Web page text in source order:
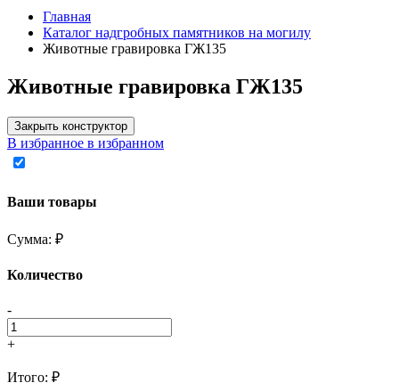
Главная
Каталог надгробных памятников на могилу
Животные гравировка ГЖ135
Животные гравировка ГЖ135
Закрыть конструктор
В избранное в избранном
Ваши товары
Сумма: ₽
Количество
-
+
Итого: ₽